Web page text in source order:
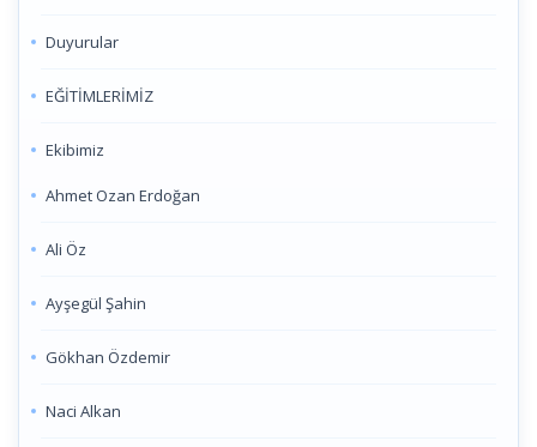
Duyurular
EĞİTİMLERİMİZ
Ekibimiz
Ahmet Ozan Erdoğan
Ali Öz
Ayşegül Şahin
Gökhan Özdemir
Naci Alkan